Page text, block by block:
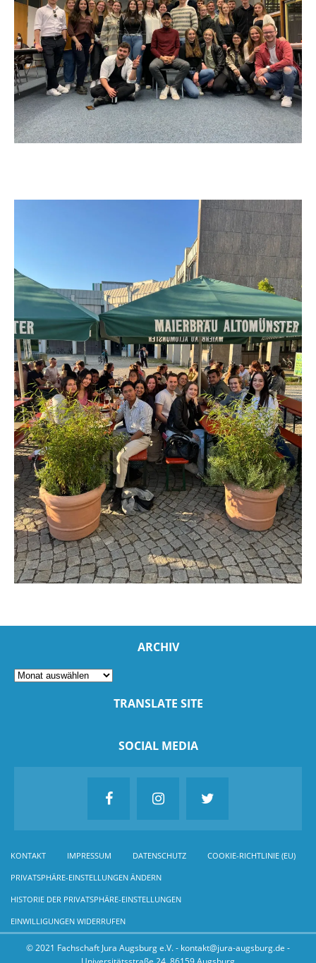
ARCHIV
TRANSLATE SITE
SOCIAL MEDIA
KONTAKT IMPRESSUM DATENSCHUTZ COOKIE-RICHTLINIE (EU)
PRIVATSPHÄRE-EINSTELLUNGEN ÄNDERN
HISTORIE DER PRIVATSPHÄRE-EINSTELLUNGEN
EINWILLIGUNGEN WIDERRUFEN
© 2021 Fachschaft Jura Augsburg e.V. - kontakt@jura-augsburg.de -